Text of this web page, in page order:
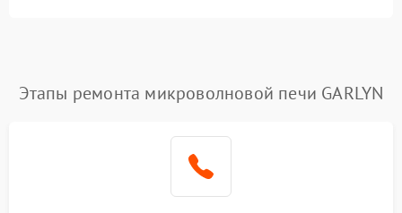
Этапы ремонта микроволновой печи GARLYN